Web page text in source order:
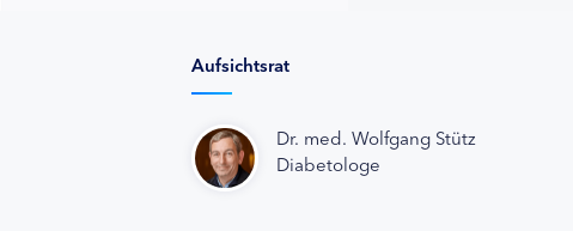
Aufsichtsrat
Dr. med. Wolfgang Stütz
Diabetologe